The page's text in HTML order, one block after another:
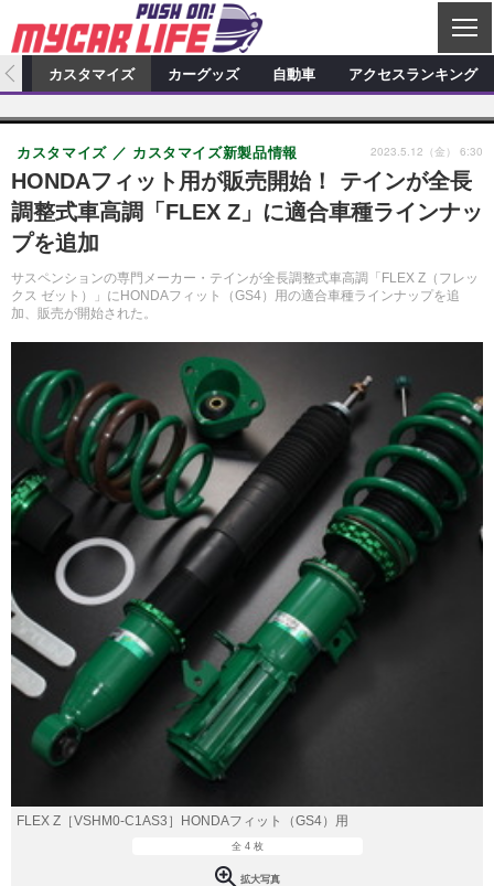
C
L
S
カーオーディオ
特集記事 新製品情報
プロショップ検索
カーオーディオニュース デモカー製作記
カスタマイズ
カスタマイズ特集記事 カスタマイズ新製品情報
カスタマイズニュース
カーグッズ
カーグッズ特集記事 カーグッズ新製品情報
自動車
スクープ
カスタマイズ カーグッズ 自動車 アクセスランキング
HONDAフィット用が販売開始！ テインが全長
調整式車高調「FLEX Z」に適合車種ラインナッ
プを追加
サスペンションの専門メーカー・テインが全長調整式車高調「FLEX Z（フレッ
クス ゼット）」にHONDAフィット（GS4）用の適合車種ラインナップを追
加、販売が開始された。
カスタマイズ カスタマイズ新製品情報 2023.5.12（金） 6:30
FLEX Z［VSHM0-C1AS3］HONDAフィット（GS4）用
全 4 枚
拡大写真